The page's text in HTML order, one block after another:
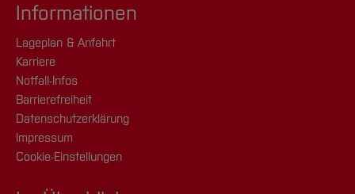
Informationen
Lageplan & Anfahrt
Karriere
Notfall-Infos
Barrierefreiheit
Datenschutzerklärung
Impressum
Cookie-Einstellungen